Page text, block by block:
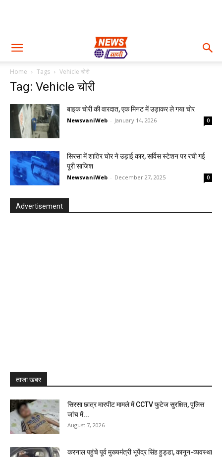
Home Tags Vehicle चोरी
Tag: Vehicle चोरी
बाइक चोरी की वारदात, एक मिनट में उड़ाकर ले गया चोर
NewsvaniWeb - January 14, 2026 0
सिरसा में शातिर चोर ने उड़ाई कार, सर्विस स्टेशन पर रची गई
पूरी साजिश
NewsvaniWeb - December 27, 2025 0
Advertisement
ताजा खबर
सिरसा छात्र मारपीट मामले में CCTV फुटेज सुरक्षित, पुलिस
जांच में...
August 7, 2026
करनाल पहुंचे पूर्व मुख्यमंत्री भूपेंद्र सिंह हुड्डा, कानून-व्यवस्था